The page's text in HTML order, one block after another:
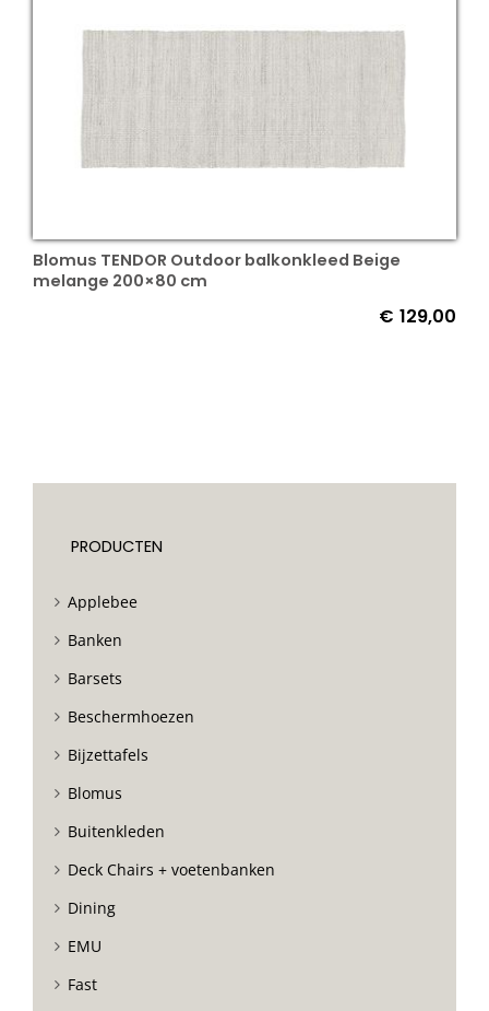
Blomus TENDOR Outdoor balkonkleed Beige
melange 200×80 cm
€ 129,00
PRODUCTEN
Applebee
Banken
Barsets
Beschermhoezen
Bijzettafels
Blomus
Buitenkleden
Deck Chairs + voetenbanken
Dining
EMU
Fast